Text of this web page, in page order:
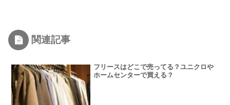
関連記事
フリースはどこで売ってる？ユニクロや
ホームセンターで買える？